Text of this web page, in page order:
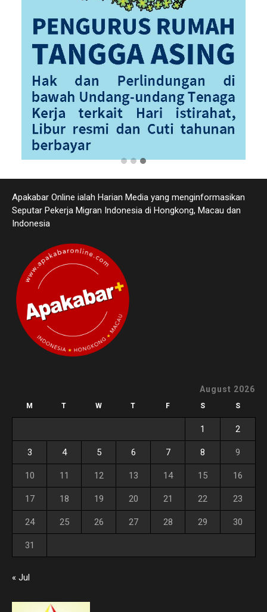
Apakabar Online ialah Harian Media yang menginformasikan
Seputar Pekerja Migran Indonesia di Hongkong, Macau dan
Indonesia
August 2026
M T W T F S S
1 2
3 4 5 6 7 8 9
10 11 12 13 14 15 16
17 18 19 20 21 22 23
24 25 26 27 28 29 30
31
« Jul